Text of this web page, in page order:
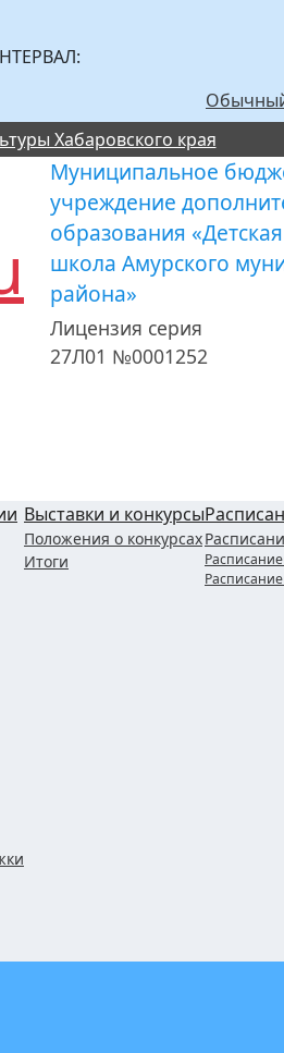
Хабаровского края
Муниципальное
учреждение
образования
школа Амурского
района»
Лицензия серия
27Л01 №0001252
Выставки и конкурсы
Положения о конкурсах
Итоги